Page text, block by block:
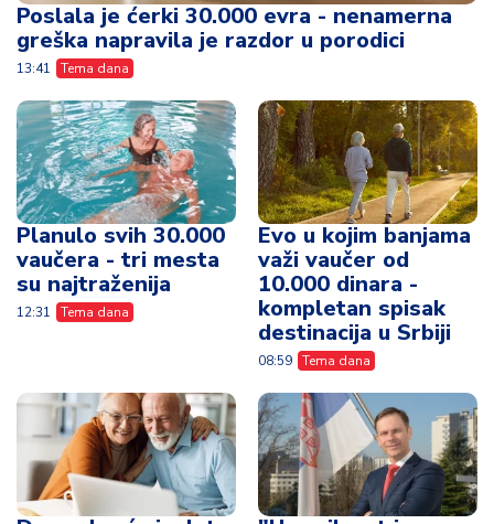
Poslala je ćerki 30.000 evra - nenamerna
greška napravila je razdor u porodici
13:41 Tema dana
Planulo svih 30.000
vaučera - tri mesta
su najtraženija
12:31 Tema dana
Evo u kojim banjama
važi vaučer od
10.000 dinara -
kompletan spisak
destinacija u Srbiji
08:59 Tema dana